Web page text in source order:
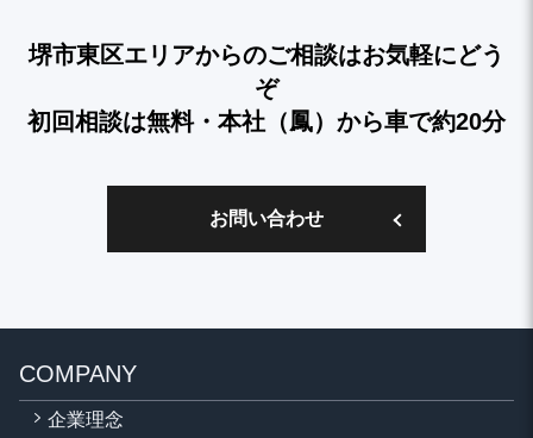
堺市東区エリアからのご相談はお気軽にどう
ぞ
初回相談は無料・本社（鳳）から車で約20分
お問い合わせ
COMPANY
企業理念